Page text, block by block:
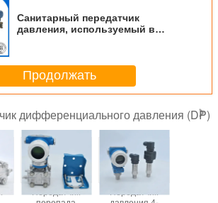
Санитарный передатчик
давления, используемый в
Продолжать
дифференциального давления (DP)
Абсолютное
3051 Умный